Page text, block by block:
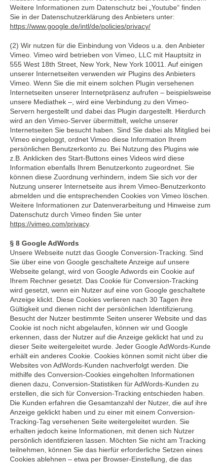
Weitere Informationen zum Datenschutz bei „Youtube“ finden
Sie in der Datenschutzerklärung des Anbieters unter:
https://www.google.de/intl/de/policies/privacy/
(2) Wir nutzen für die Einbindung von Videos u.a. den Anbieter
Vimeo. Vimeo wird betrieben von Vimeo, LLC mit Hauptsitz in
555 West 18th Street, New York, New York 10011. Auf einigen
unserer Internetseiten verwenden wir Plugins des Anbieters
Vimeo. Wenn Sie die mit einem solchen Plugin versehenen
Internetseiten unserer Internetpräsenz aufrufen – beispielsweise
unsere Mediathek –, wird eine Verbindung zu den Vimeo-
Servern hergestellt und dabei das Plugin dargestellt. Hierdurch
wird an den Vimeo-Server übermittelt, welche unserer
Internetseiten Sie besucht haben. Sind Sie dabei als Mitglied bei
Vimeo eingeloggt, ordnet Vimeo diese Information Ihrem
persönlichen Benutzerkonto zu. Bei Nutzung des Plugins wie
z.B. Anklicken des Start-Buttons eines Videos wird diese
Information ebenfalls Ihrem Benutzerkonto zugeordnet. Sie
können diese Zuordnung verhindern, indem Sie sich vor der
Nutzung unserer Internetseite aus ihrem Vimeo-Benutzerkonto
abmelden und die entsprechenden Cookies von Vimeo löschen.
Weitere Informationen zur Datenverarbeitung und Hinweise zum
Datenschutz durch Vimeo finden Sie unter
https://vimeo.com/privacy.
§ 8 Google AdWords
Unsere Webseite nutzt das Google Conversion-Tracking. Sind
Sie über eine von Google geschaltete Anzeige auf unsere
Webseite gelangt, wird von Google Adwords ein Cookie auf
Ihrem Rechner gesetzt. Das Cookie für Conversion-Tracking
wird gesetzt, wenn ein Nutzer auf eine von Google geschaltete
Anzeige klickt. Diese Cookies verlieren nach 30 Tagen ihre
Gültigkeit und dienen nicht der persönlichen Identifizierung.
Besucht der Nutzer bestimmte Seiten unserer Website und das
Cookie ist noch nicht abgelaufen, können wir und Google
erkennen, dass der Nutzer auf die Anzeige geklickt hat und zu
dieser Seite weitergeleitet wurde. Jeder Google AdWords-Kunde
erhält ein anderes Cookie. Cookies können somit nicht über die
Websites von AdWords-Kunden nachverfolgt werden. Die
mithilfe des Conversion-Cookies eingeholten Informationen
dienen dazu, Conversion-Statistiken für AdWords-Kunden zu
erstellen, die sich für Conversion-Tracking entschieden haben.
Die Kunden erfahren die Gesamtanzahl der Nutzer, die auf ihre
Anzeige geklickt haben und zu einer mit einem Conversion-
Tracking-Tag versehenen Seite weitergeleitet wurden. Sie
erhalten jedoch keine Informationen, mit denen sich Nutzer
persönlich identifizieren lassen. Möchten Sie nicht am Tracking
teilnehmen, können Sie das hierfür erforderliche Setzen eines
Cookies ablehnen – etwa per Browser-Einstellung, die das